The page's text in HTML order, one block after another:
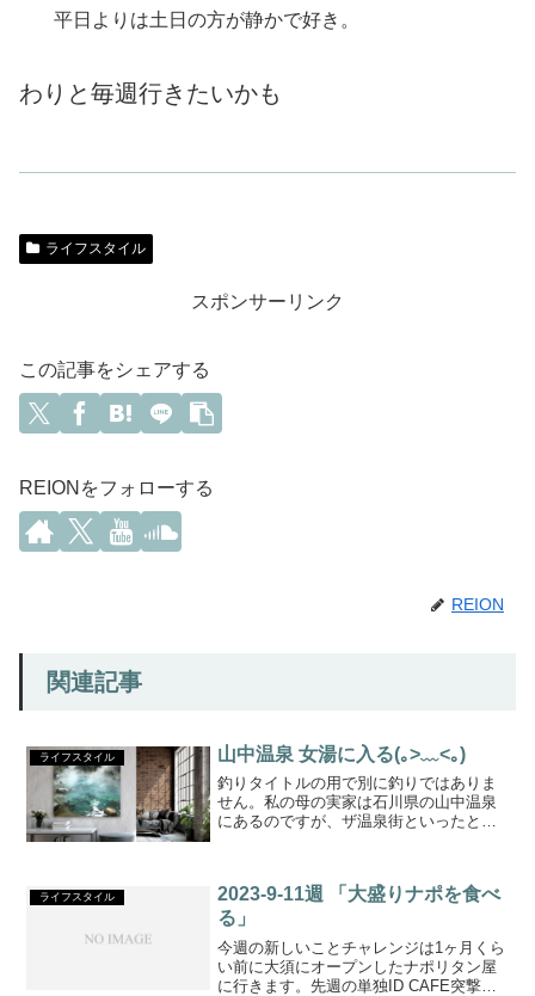
平日よりは土日の方が静かで好き。
わりと毎週行きたいかも
ライフスタイル
スポンサーリンク
この記事をシェアする
REIONをフォローする
REION
関連記事
ライフスタイル 山中温泉 女湯に入る(｡>﹏<｡)
釣りタイトルの用で別に釣りではありま
せん。私の母の実家は石川県の山中温泉
にあるのですが、ザ温泉街といったとこ
わけです。さて山中温泉には...
ライフスタイル
2023-9-11週 「大盛りナポを食べ
る」
今週の新しいことチャレンジは1ヶ月くら
い前に大須にオープンしたナポリタン屋
に行きます。先週の単独ID CAFE突撃と